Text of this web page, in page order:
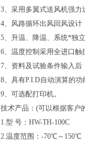
3、采用多翼式送风机强
4、风路循环出风回风设
5、升温、降温、系统*独
6、温度控制采用全进口
7、资料及试验条件输入
8、具有P.I.D自动演算的
9、可选配打印机。
技术产品：(可以根据客户
1.型 号：HW-TH-100C
2.温度范围：-70℃～